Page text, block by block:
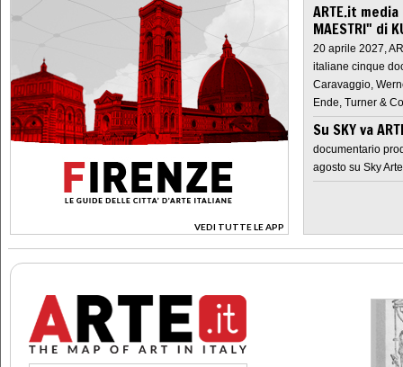
VEDI TUTTE LE APP
>
ARTE.it
MAESTRI" di
20 aprile 2027,
italiane cinque
Caravaggio,
Ende, Turner &
Su SKY va
documentario
agosto su Sky Arte